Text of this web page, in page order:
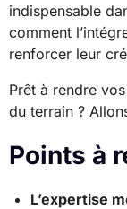
indispensable
comment
renforcer leur
Prêt à rendre
du terrain ?
Points à
L’expertise